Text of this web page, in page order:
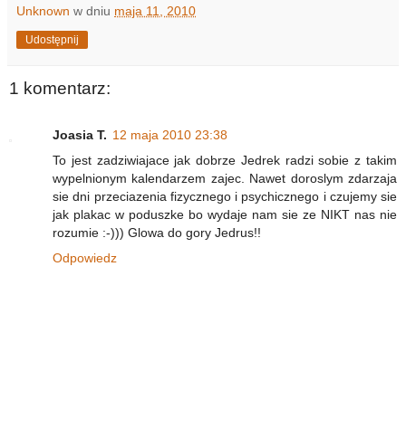
Unknown w dniu maja 11, 2010
Udostępnij
1 komentarz:
Joasia T. 12 maja 2010 23:38
To jest zadziwiajace jak dobrze Jedrek radzi sobie z takim
wypelnionym kalendarzem zajec. Nawet doroslym zdarzaja
sie dni przeciazenia fizycznego i psychicznego i czujemy sie
jak plakac w poduszke bo wydaje nam sie ze NIKT nas nie
rozumie :-))) Glowa do gory Jedrus!!
Odpowiedz